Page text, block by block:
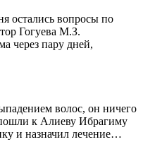
остались вопросы по
Гогуева М.З.
через пару дней,
волос, он ничего
к Алиеву Ибрагиму
и назначил лечение…